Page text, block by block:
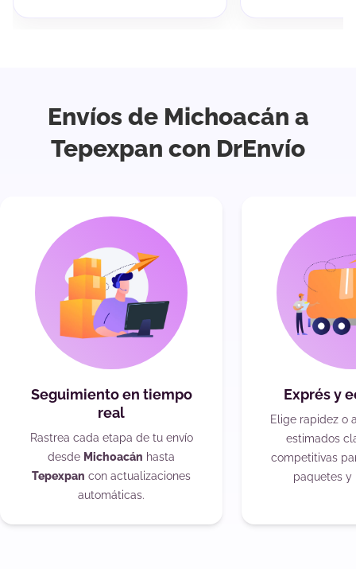
Envíos de Michoacán a
Tepexpan con DrEnvío
Seguimiento en tiempo
real
Rastrea cada etapa de tu envío
desde Michoacán hasta
Tepexpan con actualizaciones
automáticas.
Exprés y
Elige rapidez o
estimados
competitivas
paquetes y